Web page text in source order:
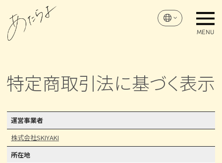
特定商取引法に基づく表示
運営事業者
株式会社SKIYAKI
所在地